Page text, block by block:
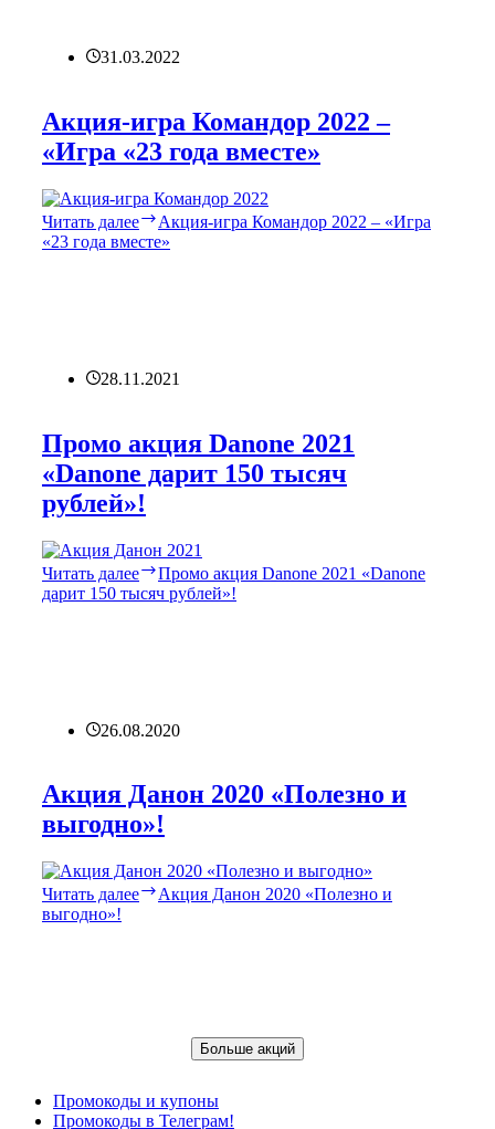
31.03.2022
Акция-игра Командор 2022 –
«Игра «23 года вместе»
Читать далее
Акция-игра Командор 2022 – «Игра
«23 года вместе»
28.11.2021
Промо акция Danone 2021
«Danone дарит 150 тысяч
рублей»!
Читать далее
Промо акция Danone 2021 «Danone
дарит 150 тысяч рублей»!
26.08.2020
Акция Данон 2020 «Полезно и
выгодно»!
Читать далее
Акция Данон 2020 «Полезно и
выгодно»!
Больше акций
Промокоды и купоны
Промокоды в Телеграм!